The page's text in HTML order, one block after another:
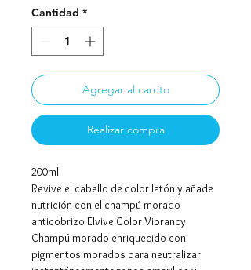
Cantidad *
Agregar al carrito
Realizar compra
200ml
Revive el cabello de color latón y añade
nutrición con el champú morado
anticobrizo Elvive Color Vibrancy
Champú morado enriquecido con
pigmentos morados para neutralizar